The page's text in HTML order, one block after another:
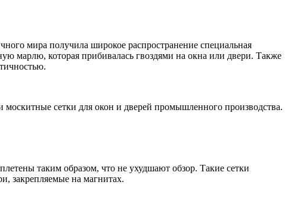
мира получила широкое распространение специальная
марлю, которая прибивалась гвоздями на окна или двери. Также
сетки для окон и дверей промышленного производства.
таким образом, что не ухудшают обзор. Такие сетки
закрепляемые на магнитах.